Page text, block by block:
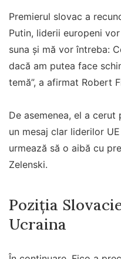
Premierul slovac a
Putin, liderii europeni
suna şi mă vor întreba:
dacă am putea face
temă”, a afirmat Robert
De asemenea, el a
un mesaj clar liderilor
urmează să o aibă cu
Zelenski.
Poziția
Ucraina